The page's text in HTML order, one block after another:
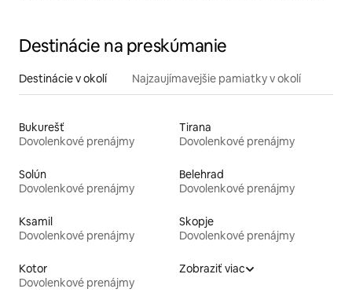
Destinácie na preskúmanie
Destinácie v okolí Najzaujímavejšie pamiatky v okolí
Bukurešť
Dovolenkové prenájmy
Tirana
Dovolenkové prenájmy
Solún
Dovolenkové prenájmy
Belehrad
Dovolenkové prenájmy
Ksamil
Dovolenkové prenájmy
Skopje
Dovolenkové prenájmy
Kotor
Dovolenkové prenájmy
Zobraziť viac